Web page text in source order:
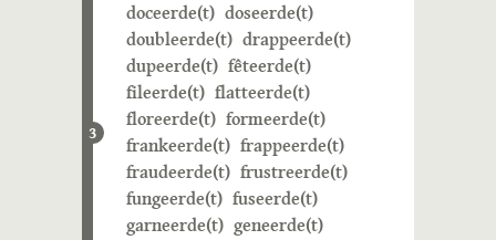
3
doceerde(t) doseerde(t)
doubleerde(t) drappeerde(t)
dupeerde(t) fêteerde(t)
fileerde(t) flatteerde(t)
floreerde(t) formeerde(t)
frankeerde(t) frappeerde(t)
fraudeerde(t) frustreerde(t)
fungeerde(t) fuseerde(t)
garneerde(t) geneerde(t)